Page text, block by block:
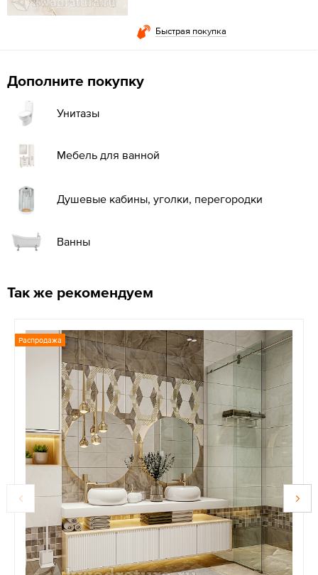
Быстрая покупка
Дополните покупку
Унитазы
Мебель для ванной
Душевые кабины, уголки, перегородки
Ванны
Так же рекомендуем
Распродажа